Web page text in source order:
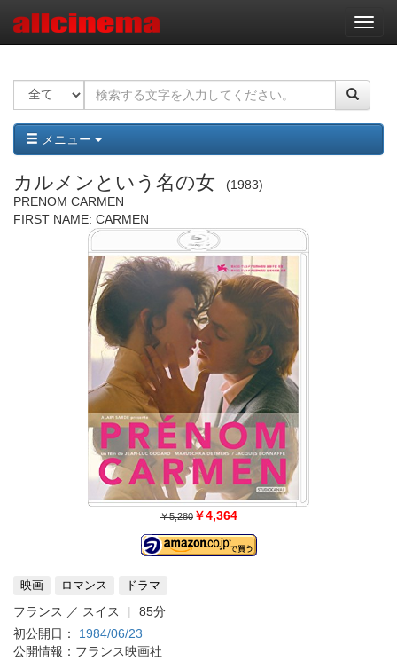
ナ
ビ
ー
ョ
ン
メニュー
カルメンという名の女
1983
PRENOM CARMEN
FIRST NAME: CARMEN
￥5,280 ￥4,364
映画 ロマンス ドラマ
フランス ／ スイス
85分
初公開日： 1984/06/23
公開情報：フランス映画社